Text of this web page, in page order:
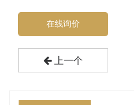
在线询价
上一个